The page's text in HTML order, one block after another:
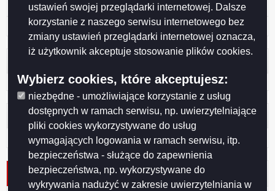
ustawień swojej przeglądarki internetowej. Dalsze
korzystanie z naszego serwisu internetowego bez
zmiany ustawień przeglądarki internetowej oznacza,
iż użytkownik akceptuje stosowanie plików cookies.
Wybierz cookies, które akceptujesz:
niezbędne - umożliwiające korzystanie z usług
dostępnych w ramach serwisu, np. uwierzytelniające
pliki cookies wykorzystywane do usług
wymagających logowania w ramach serwisu, itp.
bezpieczeństwa - służące do zapewnienia
bezpieczeństwa, np. wykorzystywane do
wykrywania nadużyć w zakresie uwierzytelniania w
podlaskiej
Gospodarka ściekowa
Odwiedzana: 4659
Administracja
Zaloguj się
Lista stron